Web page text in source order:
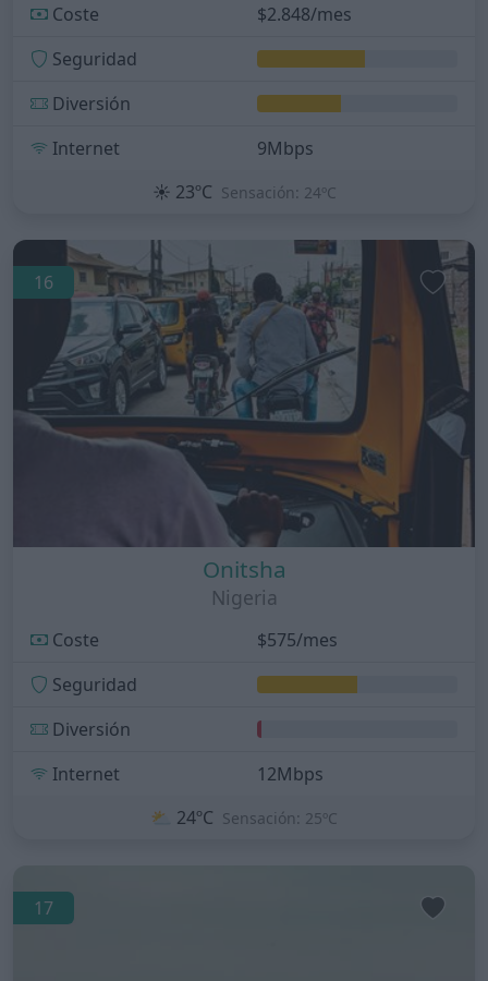
Coste
$2.848/mes
Seguridad
Diversión
Internet
9Mbps
☀️ 23ºC Sensación: 24ºC
16
Onitsha
Nigeria
Coste
$575/mes
Seguridad
Diversión
Internet
12Mbps
⛅ 24ºC Sensación: 25ºC
17